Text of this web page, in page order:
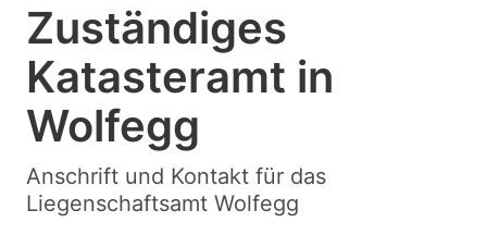
Zuständiges
Katasteramt in
Wolfegg
Anschrift und Kontakt für das
Liegenschaftsamt Wolfegg